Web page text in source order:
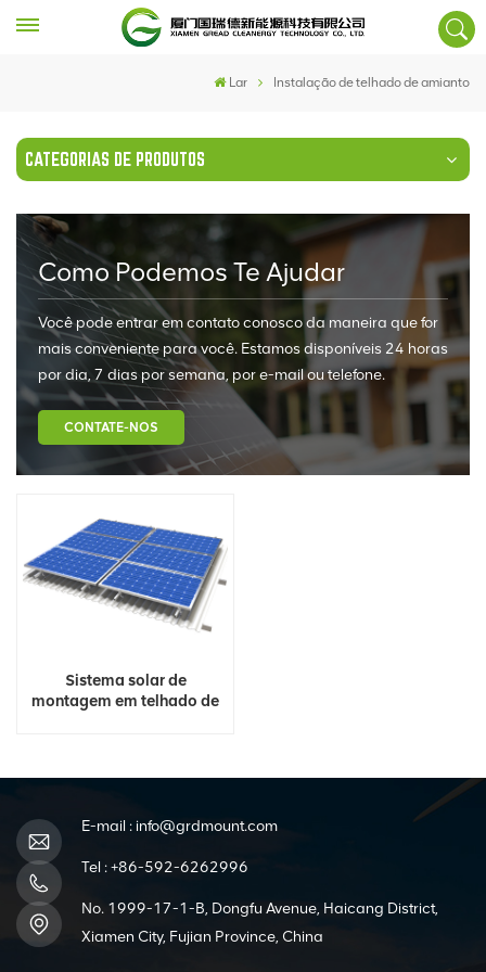
Lar Instalação de telhado de amianto
CATEGORIAS DE PRODUTOS
Como Podemos Te Ajudar
Você pode entrar em contato conosco da maneira que for
mais conveniente para você. Estamos disponíveis 24 horas
por dia, 7 dias por semana, por e-mail ou telefone.
CONTATE-NOS
Sistema solar de
montagem em telhado de
E-mail : info@grdmount.com
Tel :+86-592-6262996
No. 1999-17-1-B, Dongfu Avenue, Haicang District,
Xiamen City, Fujian Province, China